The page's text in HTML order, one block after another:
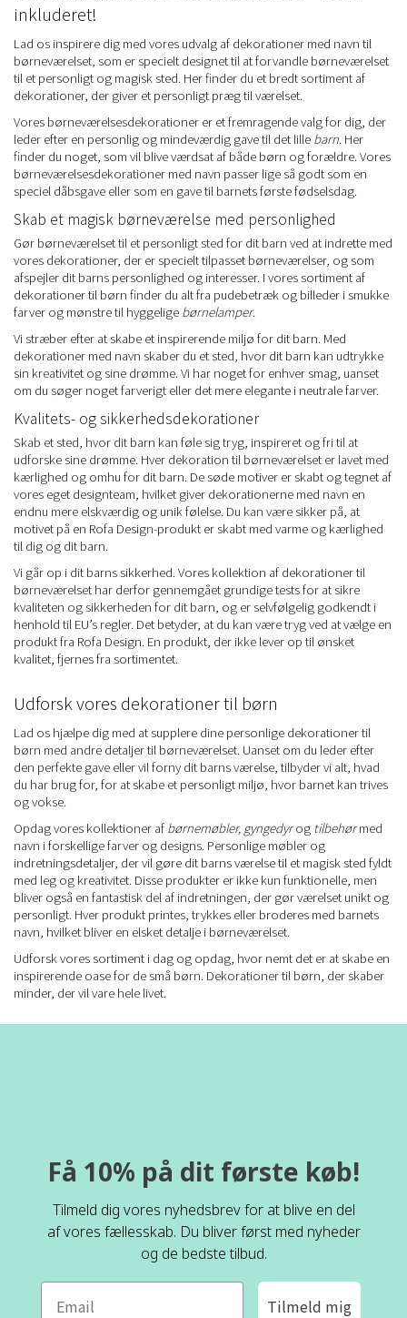
inkluderet!
Lad os inspirere dig med vores udvalg af dekorationer med navn til
børneværelset, som er specielt designet til at forvandle børneværelset
til et personligt og magisk sted. Her finder du et bredt sortiment af
dekorationer, der giver et personligt præg til værelset.
Vores børneværelsesdekorationer er et fremragende valg for dig, der
leder efter en personlig og mindeværdig gave til det lille barn. Her
finder du noget, som vil blive værdsat af både børn og forældre. Vores
børneværelsesdekorationer med navn passer lige så godt som en
speciel dåbsgave eller som en gave til barnets første fødselsdag.
Skab et magisk børneværelse med personlighed
Gør børneværelset til et personligt sted for dit barn ved at indrette med
vores dekorationer, der er specielt tilpasset børneværelser, og som
afspejler dit barns personlighed og interesser. I vores sortiment af
dekorationer til børn finder du alt fra pudebetræk og billeder i smukke
farver og mønstre til hyggelige børnelamper.
Vi stræber efter at skabe et inspirerende miljø for dit barn. Med
dekorationer med navn skaber du et sted, hvor dit barn kan udtrykke
sin kreativitet og sine drømme. Vi har noget for enhver smag, uanset
om du søger noget farverigt eller det mere elegante i neutrale farver.
Kvalitets- og sikkerhedsdekorationer
Skab et sted, hvor dit barn kan føle sig tryg, inspireret og fri til at
udforske sine drømme. Hver dekoration til børneværelset er lavet med
kærlighed og omhu for dit barn. De søde motiver er skabt og tegnet af
vores eget designteam, hvilket giver dekorationerne med navn en
endnu mere elskværdig og unik følelse. Du kan være sikker på, at
motivet på en Rofa Design-produkt er skabt med varme og kærlighed
til dig og dit barn.
Vi går op i dit barns sikkerhed. Vores kollektion af dekorationer til
børneværelset har derfor gennemgået grundige tests for at sikre
kvaliteten og sikkerheden for dit barn, og er selvfølgelig godkendt i
henhold til EU’s regler. Det betyder, at du kan være tryg ved at vælge en
produkt fra Rofa Design. En produkt, der ikke lever op til ønsket
kvalitet, fjernes fra sortimentet.
Udforsk vores dekorationer til børn
Lad os hjælpe dig med at supplere dine personlige dekorationer til
børn med andre detaljer til børneværelset. Uanset om du leder efter
den perfekte gave eller vil forny dit barns værelse, tilbyder vi alt, hvad
du har brug for, for at skabe et personligt miljø, hvor barnet kan trives
og vokse.
Opdag vores kollektioner af børnemøbler, gyngedyrog tilbehørmed
navn i forskellige farver og designs. Personlige møbler og
indretningsdetaljer, der vil gøre dit barns værelse til et magisk sted fyldt
med leg og kreativitet. Disse produkter er ikke kun funktionelle, men
bliver også en fantastisk del af indretningen, der gør værelset unikt og
personligt. Hver produkt printes, trykkes eller broderes med barnets
navn, hvilket bliver en elsket detalje i børneværelset.
Udforsk vores sortiment i dag og opdag, hvor nemt det er at skabe en
inspirerende oase for de små børn. Dekorationer til børn, der skaber
minder, der vil vare hele livet.
Få 10% på dit første køb!
Tilmeld dig vores nyhedsbrev for at blive en del
af vores fællesskab. Du bliver først med nyheder
og de bedste tilbud.
Tilmeld mig